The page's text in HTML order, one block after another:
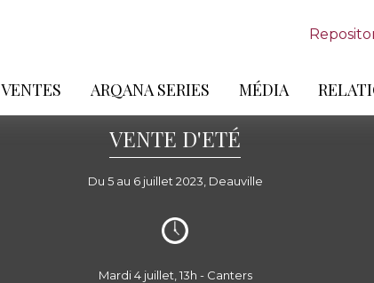
VENTES ARQANA SERIES MÉDIA
VENTE D'ETÉ
Du 5 au 6 juillet 2023, Deauville
Mardi 4 juillet, 13h - Canters